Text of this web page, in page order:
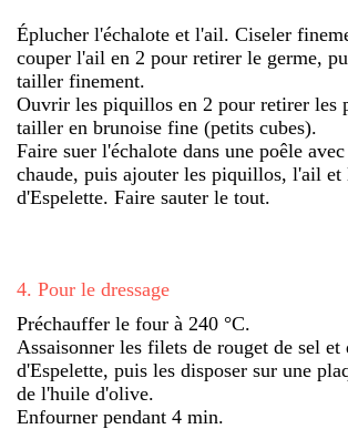
Éplucher l'échalote et l'ail. Ciseler
couper l'ail en 2 pour retirer le germe,
tailler finement.
Ouvrir les piquillos en 2 pour retirer les
tailler en brunoise fine (petits cubes).
Faire suer l'échalote dans une poêle
chaude, puis ajouter les piquillos, l'ail et
d'Espelette. Faire sauter le tout.
4. Pour le dressage
Préchauffer le four à 240 °C.
Assaisonner les filets de rouget de sel et
d'Espelette, puis les disposer sur une
de l'huile d'olive.
Enfourner pendant 4 min.